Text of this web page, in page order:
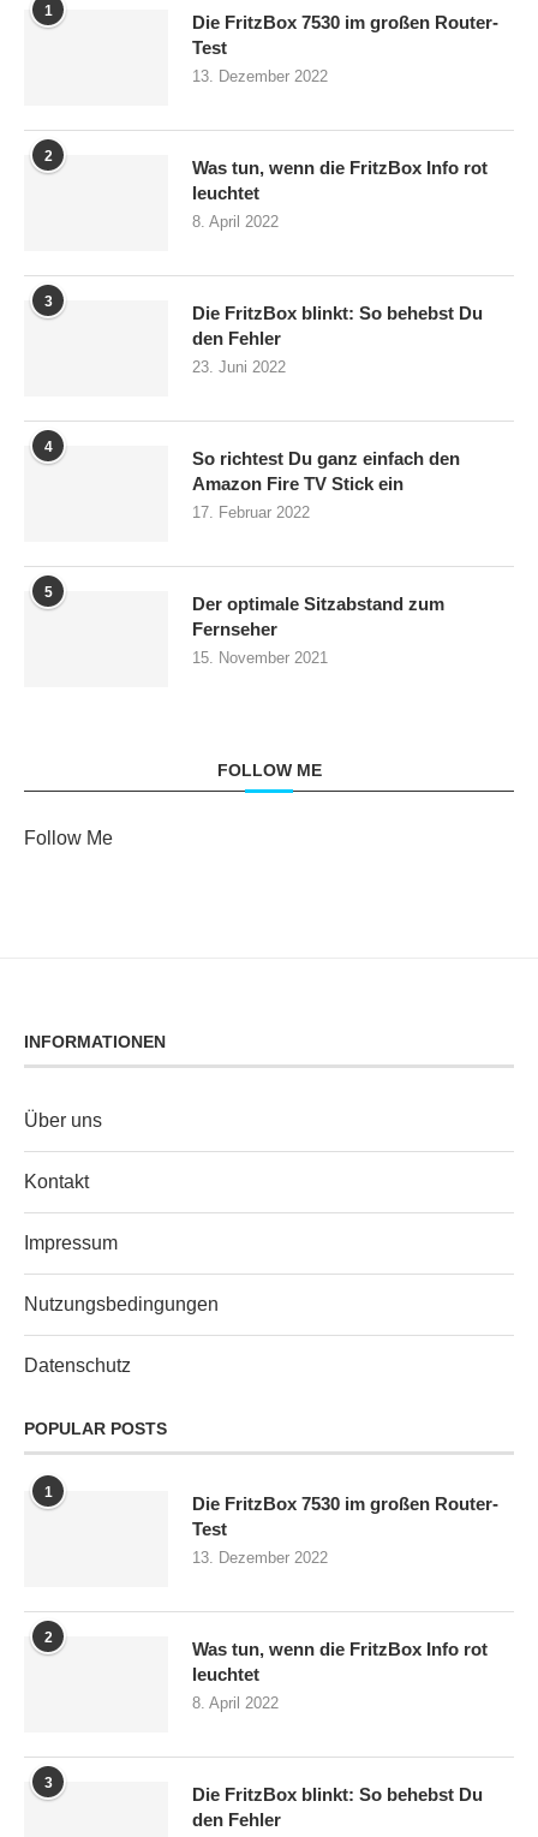
1
Die FritzBox 7530 im großen Router-
Test
13. Dezember 2022
2
Was tun, wenn die FritzBox Info rot
leuchtet
8. April 2022
3
Die FritzBox blinkt: So behebst Du
den Fehler
23. Juni 2022
4
So richtest Du ganz einfach den
Amazon Fire TV Stick ein
17. Februar 2022
5
Der optimale Sitzabstand zum
Fernseher
15. November 2021
FOLLOW ME
Follow Me
INFORMATIONEN
Über uns
Kontakt
Impressum
Nutzungsbedingungen
Datenschutz
POPULAR POSTS
1
Die FritzBox 7530 im großen Router-
Test
13. Dezember 2022
2
Was tun, wenn die FritzBox Info rot
leuchtet
8. April 2022
3
Die FritzBox blinkt: So behebst Du
den Fehler